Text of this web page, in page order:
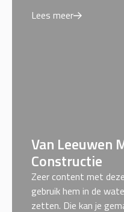
Lees meer
Van Leeuwen
Constructie
Zeer content met
gebruik hem in de
zetten. Die kan je